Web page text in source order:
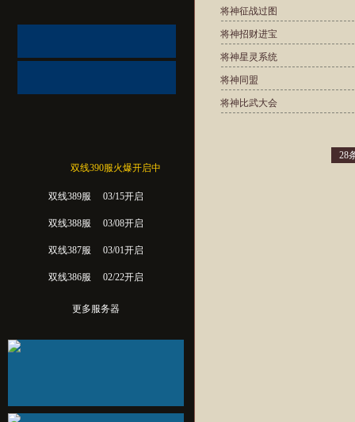
双线390服火爆开启中
双线389服 03/15开启
双线388服 03/08开启
双线387服 03/01开启
双线386服 02/22开启
更多服务器
将神征战过图
将神招财进宝
将神星灵系统
将神同盟
将神比武大会
28